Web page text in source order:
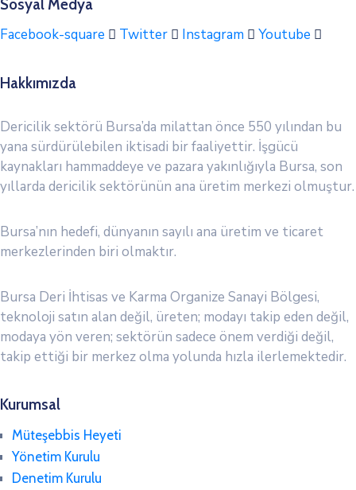
Sosyal Medya
Facebook-square
Twitter Instagram Youtube
Hakkımızda
Dericilik sektörü Bursa’da milattan önce 550 yılından bu
yana sürdürülebilen iktisadi bir faaliyettir. İşgücü
kaynakları hammaddeye ve pazara yakınlığıyla Bursa, son
yıllarda dericilik sektörünün ana üretim merkezi olmuştur.
Bursa’nın hedefi, dünyanın sayılı ana üretim ve ticaret
merkezlerinden biri olmaktır.
Bursa Deri İhtisas ve Karma Organize Sanayi Bölgesi,
teknoloji satın alan değil, üreten; modayı takip eden değil,
modaya yön veren; sektörün sadece önem verdiği değil,
takip ettiği bir merkez olma yolunda hızla ilerlemektedir.
Kurumsal
Müteşebbis Heyeti
Yönetim Kurulu
Denetim Kurulu